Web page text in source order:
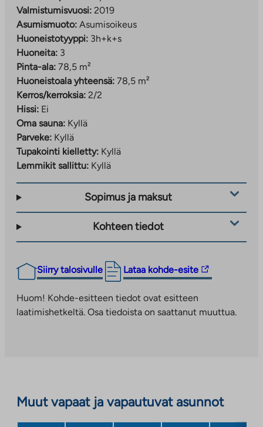
Valmistumisvuosi: 2019
Asumismuoto: Asumisoikeus
Huoneistotyyppi: 3h+k+s
Huoneita: 3
Pinta-ala: 78,5 m²
Huoneistoala yhteensä: 78,5 m²
Kerros/kerroksia: 2/2
Hissi: Ei
Oma sauna: Kyllä
Parveke: Kyllä
Tupakointi kielletty: Kyllä
Lemmikit sallittu: Kyllä
Sopimus ja maksut
Kohteen tiedot
Siirry talosivulle Lataa kohde-esite
Linkki
ulkopuoliseen
palveluun.
Huom! Kohde-esitteen tiedot ovat esitteen
laatimishetkeltä. Osa tiedoista on saattanut muuttua.
Muut vapaat ja vapautuvat asunnot